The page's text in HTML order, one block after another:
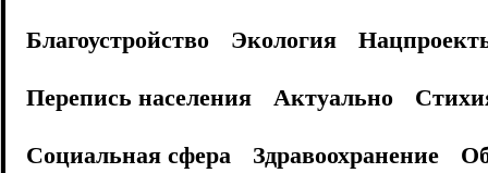
Благоустройство
Экология
Перепись населения
Актуально
Социальная сфера
Здравоохранение